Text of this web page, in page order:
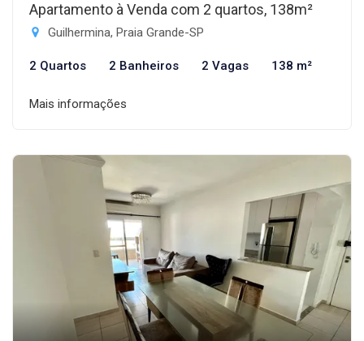
Apartamento à Venda com 2 quartos, 138m²
Guilhermina, Praia Grande-SP
2 Quartos 2 Banheiros 2 Vagas 138 m²
Mais informações